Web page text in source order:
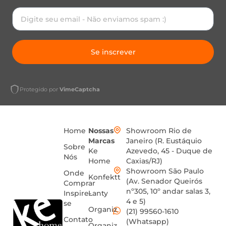
Se inscrever
Protegido por VimeCaptcha
Home
Sobre
Nós
Onde
Comprar
Inspire-
se
Contato
Nossas
Marcas
Ke
Home
Konfektt
Lanty
Organiz
Showroom Rio de
Janeiro (R. Eustáquio
Azevedo, 45 - Duque de
Caxias/RJ)
Showroom São Paulo
(Av. Senador Queirós
nº305, 10º andar salas 3,
4 e 5)
(21) 99560-1610
(Whatsapp)